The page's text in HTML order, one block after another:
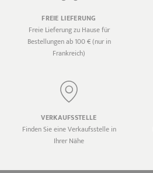
FREIE LIEFERUNG
Freie Lieferung zu Hause für
Bestellungen ab 100 € (nur in
Frankreich)
VERKAUFSSTELLE
Finden Sie eine Verkaufsstelle in
Ihrer Nähe